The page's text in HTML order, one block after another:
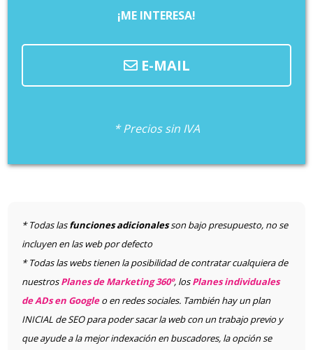
¡ME INTERESA!
E-MAIL
* Precios sin IVA
* Todas lasfunciones adicionalesson bajo presupuesto, no se
incluyen en las web por defecto
* Todas las webs tienen la posibilidad de contratar cualquiera de
nuestrosPlanes de Marketing 360º, losPlanes individuales
de ADs en Googleo en redes sociales. También hay un plan
INICIAL de SEO para poder sacar la web con un trabajo previo y
que ayude a la mejor indexación en buscadores, la opción se